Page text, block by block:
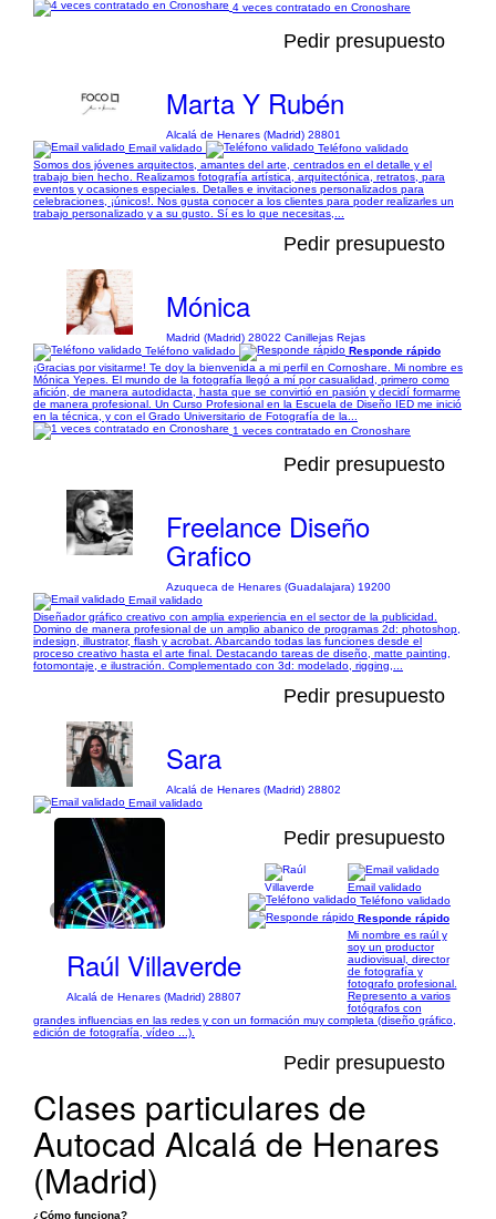
4 veces contratado en Cronoshare
Pedir presupuesto
Marta Y Rubén
Alcalá de Henares (Madrid) 28801
Email validado
Teléfono validado
Somos dos jóvenes arquitectos, amantes del arte, centrados en el detalle y el
trabajo bien hecho. Realizamos fotografía artística, arquitectónica, retratos, para
eventos y ocasiones especiales. Detalles e invitaciones personalizados para
celebraciones, ¡únicos!. Nos gusta conocer a los clientes para poder realizarles un
trabajo personalizado y a su gusto. Sí es lo que necesitas,...
Pedir presupuesto
Mónica
Madrid (Madrid) 28022 Canillejas Rejas
Teléfono validado
Responde rápido
¡Gracias por visitarme! Te doy la bienvenida a mi perfil en Cornoshare. Mi nombre es
Mónica Yepes. El mundo de la fotografía llegó a mí por casualidad, primero como
afición, de manera autodidacta, hasta que se convirtió en pasión y decidí formarme
de manera profesional. Un Curso Profesional en la Escuela de Diseño IED me inició
en la técnica, y con el Grado Universitario de Fotografía de la...
1 veces contratado en Cronoshare
Pedir presupuesto
Freelance Diseño
Grafico
Azuqueca de Henares (Guadalajara) 19200
Email validado
Diseñador gráfico creativo con amplia experiencia en el sector de la publicidad.
Domino de manera profesional de un amplio abanico de programas 2d: photoshop,
indesign, illustrator, flash y acrobat. Abarcando todas las funciones desde el
proceso creativo hasta el arte final. Destacando tareas de diseño, matte painting,
fotomontaje, e ilustración. Complementado con 3d: modelado, rigging,...
Pedir presupuesto
Sara
Alcalá de Henares (Madrid) 28802
Email validado
1/6
Pedir presupuesto
Raúl Villaverde
Alcalá de Henares (Madrid) 28807
Email validado
Teléfono validado
Responde rápido
Mi nombre es raúl y
soy un productor
audiovisual, director
de fotografía y
fotografo profesional.
Represento a varios
fotógrafos con
grandes influencias en las redes y con un formación muy completa (diseño gráfico,
edición de fotografía, vídeo ...).
Pedir presupuesto
Clases particulares de
Autocad Alcalá de Henares
(Madrid)
¿Cómo funciona?